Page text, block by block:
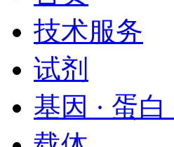
技术服务
试剂
基因 · 蛋白